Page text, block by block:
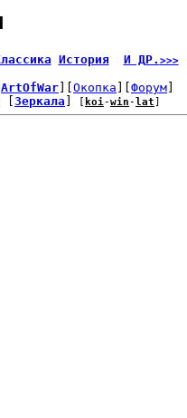
История И ДР. >>>
ArtOfWar Окопка Форум
Зеркала koi-win- lat